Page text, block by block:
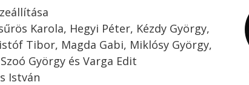
Karola, Hegyi Péter, Kézdy György,
Tibor, Magda Gabi, Miklósy György,
György és Varga Edit
István